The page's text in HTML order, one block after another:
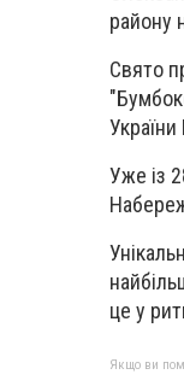
району
Свято
Уже із
це у
Якщо ви